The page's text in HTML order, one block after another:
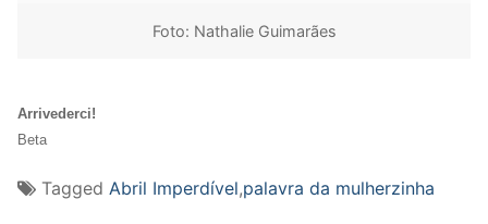
Foto: Nathalie Guimarães
Arrivederci!
Beta
Tagged Abril Imperdível,palavra da mulherzinha